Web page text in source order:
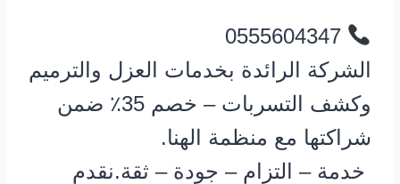
0555604347
الشركة الرائدة بخدمات العزل والترميم
وكشف التسربات – خصم 35٪ ضمن
شراكتها مع منظمة الهنا.
خدمة – التزام – جودة – ثقة.نقدم